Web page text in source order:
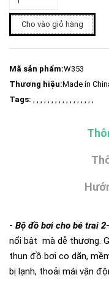
Cho vào giỏ hàng
Mã sản phẩm:W353
Thương hiệu:Made in
Tags:
- Bộ đồ bơi cho bé trai
nổi bật mà dễ thương.
thun đồ bơi co dãn,
bị lạnh, thoải mái vận